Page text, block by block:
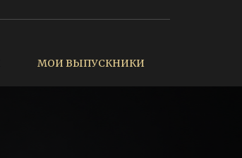
МОИ ВЫПУСКНИКИ